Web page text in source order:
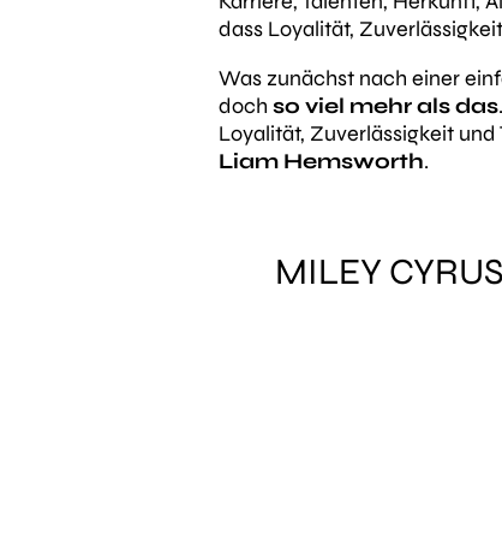
dass Loyalität,
Was zunächst nach einer
doch so viel mehr als das
Loyalität, Zuverlässigkeit und
Liam Hemsworth.
MILEY